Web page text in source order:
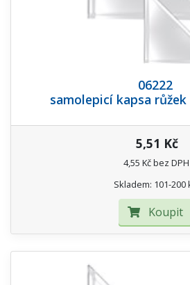
06222
samolepicí kapsa růžek
5,51 Kč
4,55 Kč bez DPH
Skladem: 101-200
Koupit